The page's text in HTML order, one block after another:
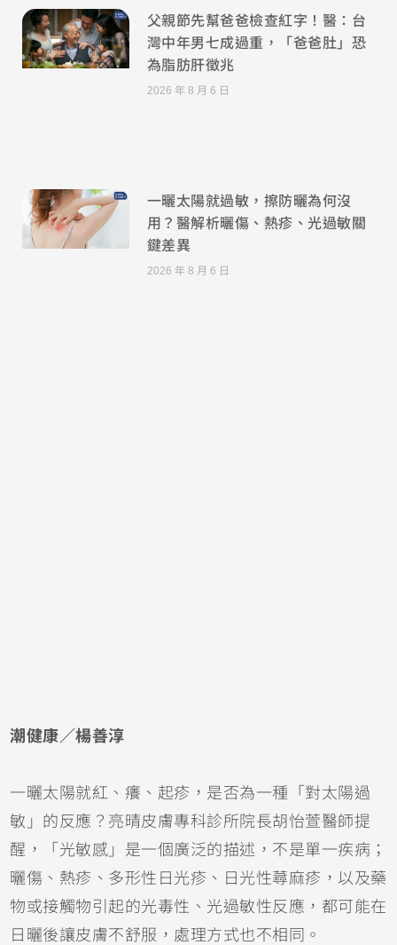
父親節先幫爸爸檢查紅字！醫：台
灣中年男七成過重，「爸爸肚」恐
為脂肪肝徵兆
2026 年 8 月 6 日
一曬太陽就過敏，擦防曬為何沒
用？醫解析曬傷、熱疹、光過敏關
鍵差異
2026 年 8 月 6 日
潮健康／楊善淳
一曬太陽就紅、癢、起疹，是否為一種「對太陽過
敏」的反應？亮晴皮膚專科診所院長胡怡萱醫師提
醒，「光敏感」是一個廣泛的描述，不是單一疾病；
曬傷 、熱疹、多形性日光疹、日光性蕁麻疹 ，以及藥
物或接觸物引起的光毒性、光過敏性反應，都可能在
日曬後讓皮膚不舒服，處理方式也不相同。